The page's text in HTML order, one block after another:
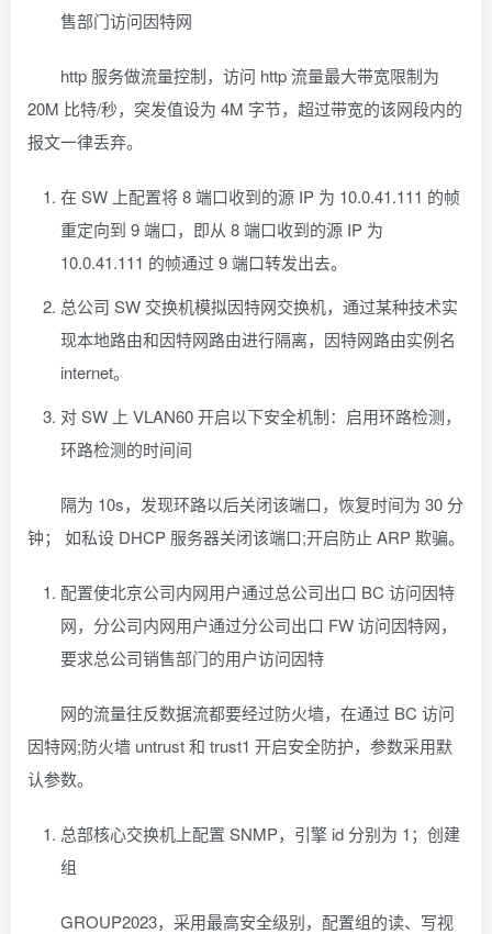
售部门访问因特网
http 服务做流量控制，访问 http 流量最大带宽限制为
20M 比特/秒，突发值设为 4M 字节，超过带宽的该网段内的
报文一律丢弃。
在 SW 上配置将 8 端口收到的源 IP 为 10.0.41.111 的帧
重定向到 9 端口，即从 8 端口收到的源 IP 为
10.0.41.111 的帧通过 9 端口转发出去。
总公司 SW 交换机模拟因特网交换机，通过某种技术实
现本地路由和因特网路由进行隔离，因特网路由实例名
internet。
对 SW 上 VLAN60 开启以下安全机制：启用环路检测，
环路检测的时间间
隔为 10s，发现环路以后关闭该端口，恢复时间为 30 分
钟； 如私设 DHCP 服务器关闭该端口;开启防止 ARP 欺骗。
配置使北京公司内网用户通过总公司出口 BC 访问因特
网，分公司内网用户通过分公司出口 FW 访问因特网，
要求总公司销售部门的用户访问因特
网的流量往反数据流都要经过防火墙，在通过 BC 访问
因特网;防火墙 untrust 和 trust1 开启安全防护，参数采用默
认参数。
总部核心交换机上配置 SNMP，引擎 id 分别为 1；创建
组
GROUP2023，采用最高安全级别，配置组的读、写视